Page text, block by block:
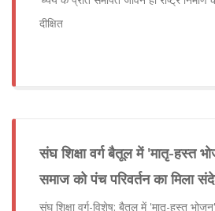
दीक्षित
​संघ शिक्षा वर्ग बैतूल में 'मातृ-हस्त
समाज को पंच परिवर्तन का मिला
​संघ शिक्षा वर्ग-विशेष: बैतूल में 'मातृ-हस्त